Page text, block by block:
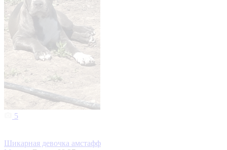
5
Шикарная девочка амстафф